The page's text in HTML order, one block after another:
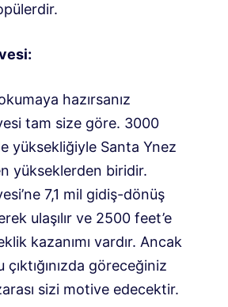
hazırsanız
tam size göre. 3000
yüksekliğiyle Santa Ynez
yükseklerden biridir.
7,1 mil gidiş-dönüş
ulaşılır ve 2500 feet’e
kazanımı vardır. Ancak
göreceğiniz
sizi motive edecektir.